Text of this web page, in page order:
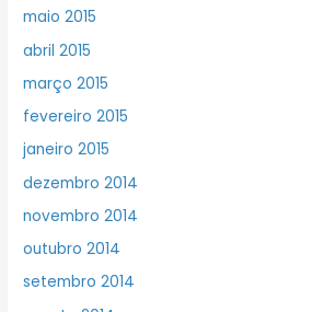
maio 2015
abril 2015
março 2015
fevereiro 2015
janeiro 2015
dezembro 2014
novembro 2014
outubro 2014
setembro 2014